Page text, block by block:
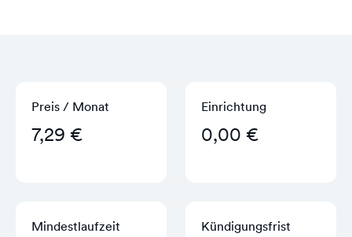
Preis / Monat
7,29 €
Einrichtung
0,00 €
Mindestlaufzeit Kündigungs­frist